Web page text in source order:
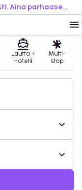
Varaa helposti. Matkusta joustavasti. Aina parhaaseen hintaan.
Lautta +
Hotelli
Multi-
stop